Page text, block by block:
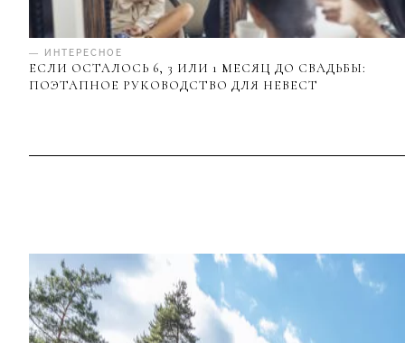
— ИНТЕРЕСНОЕ
ЕСЛИ ОСТАЛОСЬ 6, 3 ИЛИ 1 МЕСЯЦ ДО СВАДЬБЫ:
ПОЭТАПНОЕ РУКОВОДСТВО ДЛЯ НЕВЕСТ